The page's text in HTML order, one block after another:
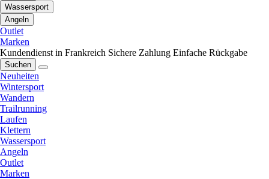
Wassersport
Angeln
Outlet
Marken
Kundendienst in Frankreich Sichere Zahlung Einfache Rückgabe
Suchen
Neuheiten
Wintersport
Wandern
Trailrunning
Laufen
Klettern
Wassersport
Angeln
Outlet
Marken